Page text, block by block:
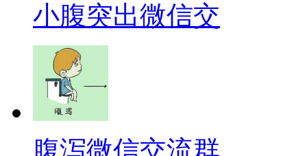
小腹突出微信交